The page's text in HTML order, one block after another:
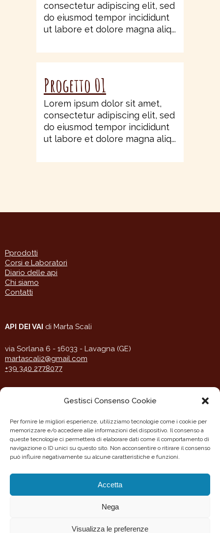
Gestisci Consenso Cookie
Per fornire le migliori esperienze, utilizziamo tecnologie come i cookie per
memorizzare e/o accedere alle informazioni del dispositivo. Il consenso a
queste tecnologie ci permetterà di elaborare dati come il comportamento di
navigazione o ID unici su questo sito. Non acconsentire o ritirare il consenso
può influire negativamente su alcune caratteristiche e funzioni.
Accetta
Nega
Visualizza le preferenze
consectetur adipiscing elit, sed
do eiusmod tempor incididunt
ut labore et dolore magna aliq...
Progetto 01
Lorem ipsum dolor sit amet,
consectetur adipiscing elit, sed
do eiusmod tempor incididunt
ut labore et dolore magna aliq...
Pprodotti
Corsi e Laboratori
Diario delle api
Chi siamo
Contatti
API DEI VAI di Marta Scali
via Sorlana 6 - 16033 - Lavagna (GE)
martascali2@gmail.com
+39 340 2778077